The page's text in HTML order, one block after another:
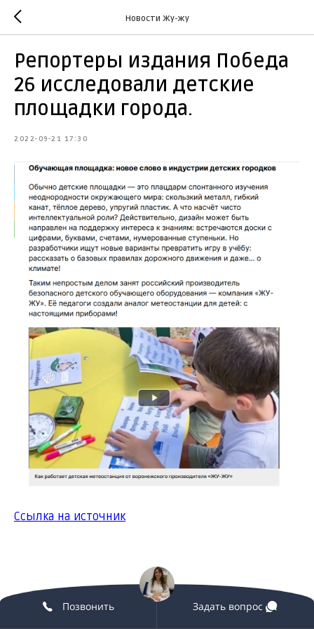
Новости Жу-жу
Репортеры издания Победа
26 исследовали детские
площадки города.
2022-09-21 17:30
Ссылка на источник
Позвонить Задать вопрос